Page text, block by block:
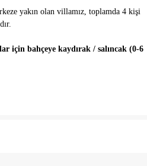
yakın olan villamız, toplamda 4 kişi
için bahçeye kaydırak / salıncak (0-6
TV, oturma grubu, sehpa vb. eşyalar